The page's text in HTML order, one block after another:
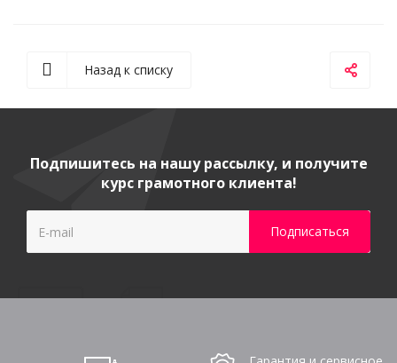
Назад к списку
Подпишитесь на нашу рассылку, и получите
курс грамотного клиента!